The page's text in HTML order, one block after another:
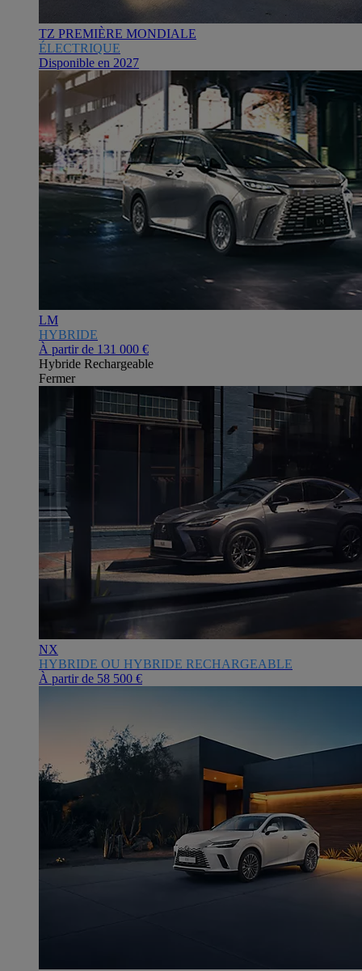
TZ PREMIÈRE MONDIALE
ÉLECTRIQUE
Disponible en 2027
LM
HYBRIDE
À partir de 131 000 €
Hybride Rechargeable
Fermer
NX
HYBRIDE OU HYBRIDE RECHARGEABLE
À partir de 58 500 €